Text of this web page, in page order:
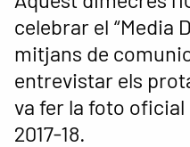
celebrar el “Media
mitjans de
entrevistar els
va fer la foto
2017-18.